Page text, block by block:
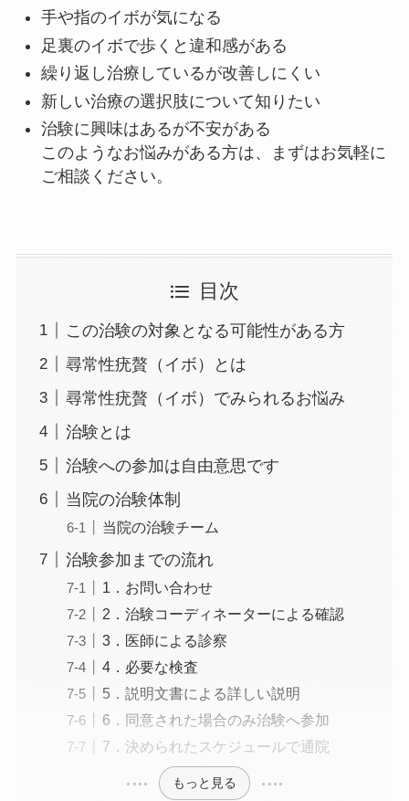
手や指のイボが気になる
足裏のイボで歩くと違和感がある
繰り返し治療しているが改善しにくい
新しい治療の選択肢について知りたい
治験に興味はあるが不安がある
このようなお悩みがある方は、まずはお気軽に
ご相談ください。
目次
この治験の対象となる可能性がある方
尋常性疣贅（イボ）とは
尋常性疣贅（イボ）でみられるお悩み
治験とは
治験への参加は自由意思です
当院の治験体制
当院の治験チーム
治験参加までの流れ
1．お問い合わせ
2．治験コーディネーターによる確認
3．医師による診察
4．必要な検査
5．説明文書による詳しい説明
6．同意された場合のみ治験へ参加
7．決められたスケジュールで通院
もっと見る